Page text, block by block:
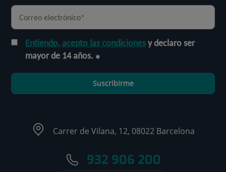
Entiendo, acepto las condicionesy declaro ser
mayor de 14 años.
Suscribirme
Carrer de Vilana, 12, 08022 Barcelona
932 906 200